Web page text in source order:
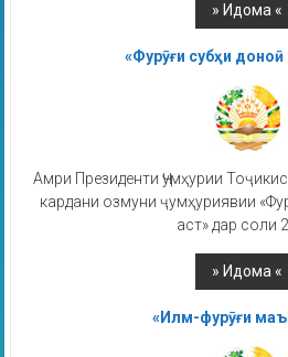
«Фурӯғи субҳи доноӣ
Амри Президенти Ҷумҳурии
кардани озмуни ҷумҳуриявии
аст» дар соли
«Илм-фурӯғи